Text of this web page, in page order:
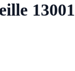
13001